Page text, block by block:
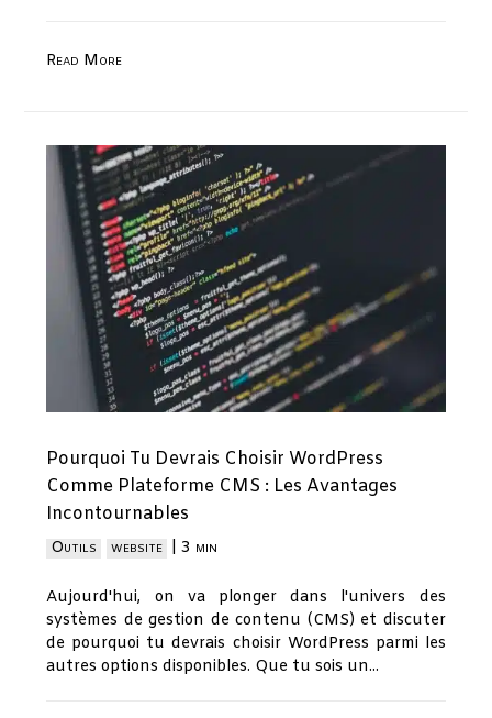
Read More
Pourquoi Tu Devrais Choisir WordPress
Comme Plateforme CMS : Les Avantages
Incontournables
Outils website |3 min
Aujourd'hui, on va plonger dans l'univers des
systèmes de gestion de contenu (CMS) et discuter
de pourquoi tu devrais choisir WordPress parmi les
autres options disponibles. Que tu sois un...